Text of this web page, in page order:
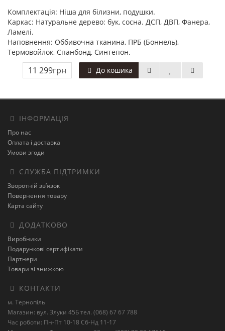
Комплектація: Ніша для білизни, подушки.
Каркас: Натуральне дерево: бук, сосна. ДСП, ДВП, Фанера,
Ламелі.
Наповнення: Оббивочна тканина, ПРБ (Боннель),
Термовойлок, Спанбонд, Синтепон.
11 299грн До кошика
ІНФОРМАЦІЯ
Про нас
Оплата і доставка
Умови згоди
СЛУЖБА ПІДТРИМКИ
Зворотній зв’язок
Повернення товару
Карта сайту
ДОДАТКОВО
Виробники
Подарункові сертифікати
Партнери
Товари зі знижкою
КОНТАКТИ
м. Тернопіль
Магазин: вул. Злуки 45Б тел. (068) 67 67 788
Час роботи: Пн-Пт 10-18 Сб-Нд 11-17